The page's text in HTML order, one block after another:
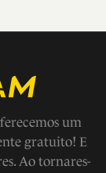
um
gratuito! E
Ao tornares-